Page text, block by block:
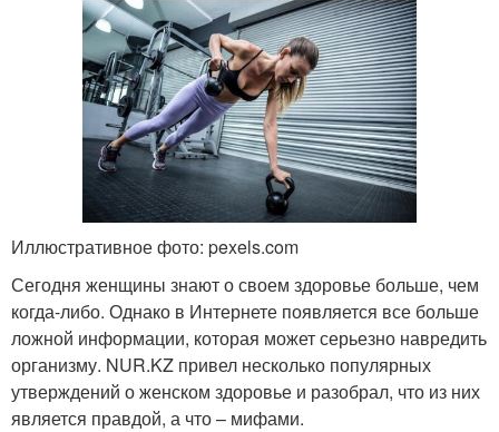
Иллюстративное фото: pexels.com
Сегодня женщины знают о своем здоровье больше, чем
когда-либо. Однако в Интернете появляется все больше
ложной информации, которая может серьезно навредить
организму. NUR.KZ привел несколько популярных
утверждений о женском здоровье и разобрал, что из них
является правдой, а что – мифами.